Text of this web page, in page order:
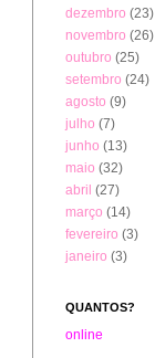
dezembro (23)
novembro (26)
outubro (25)
setembro (24)
agosto (9)
julho (7)
junho (13)
maio (32)
abril (27)
março (14)
fevereiro (3)
janeiro (3)
QUANTOS?
online